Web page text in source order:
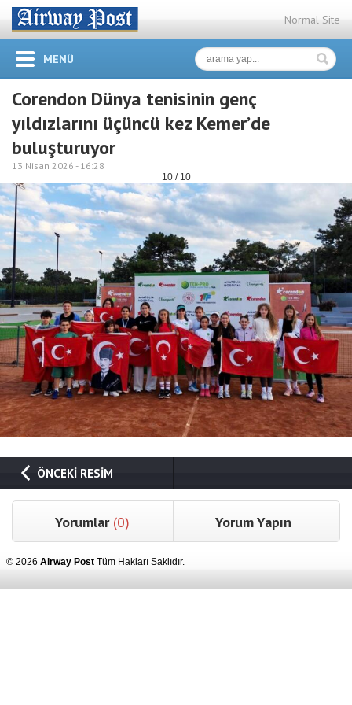
Normal Site
MENÜ
Corendon Dünya tenisinin genç
yıldızlarını üçüncü kez Kemer’de
buluşturuyor
13 Nisan 2026 - 16:28
10 / 10
ÖNCEKİ RESİM
Yorumlar (0) Yorum Yapın
© 2026 Airway Post Tüm Hakları Saklıdır.